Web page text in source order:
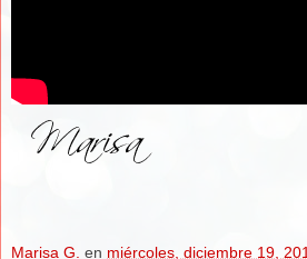
Marisa G. en miércoles, diciembre 19,